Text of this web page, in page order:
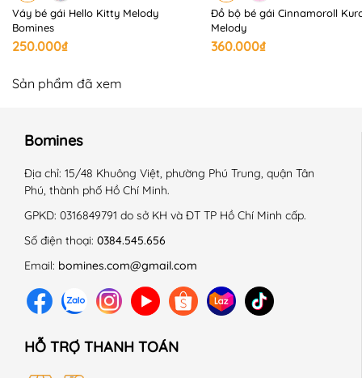
📍 HƯỚNG DẪN SỬ DỤNG:
+ Không sử dụng hóa chất tẩy có chứa Clo.
+ Là ở nhiệt độ trung bình 150 độ C.
+ Không là lên chi tiết trang trí.
------------------------------------------------------------
#Bomines #quanaotreem #thoitrangtreem #begai
#betrai #chobe #dobochobe #dobobetrai #dobobegai
#dobotreem #dongutreem #quanaongutreem
#bobetrai #bobegai #phimhoathinh #hello kitty #kitty
Váy bé gái Hello Kitty Melody
Bomines
250.000₫
Đồ bộ bé gái Cinnamoroll
Melody
360.000₫
Sản phẩm đã xem
Bomines
Địa chỉ: 15/48 Khuông Việt, phường Phú Trung, quận Tân
Phú, thành phố Hồ Chí Minh.
GPKD: 0316849791 do sở KH và ĐT TP Hồ Chí Minh cấp.
Số điện thoại: 0384.545.656
Email: bomines.com@gmail.com
HỖ TRỢ THANH TOÁN